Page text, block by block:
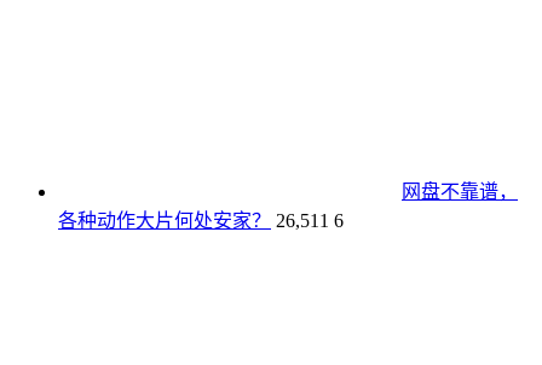
网盘不靠谱，
各种动作大片何处安家？
26,511 6